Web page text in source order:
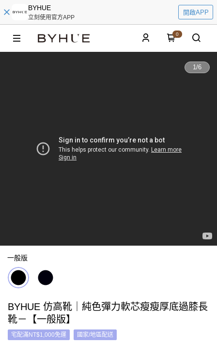
BYHUE
立刻使用官方APP
開啟APP
0
1/6
一般版
BYHUE 仿高靴｜純色彈力軟芯瘦瘦厚底過膝長
靴－【一般版】
宅配滿NT$1,000免運 國家/地區配送